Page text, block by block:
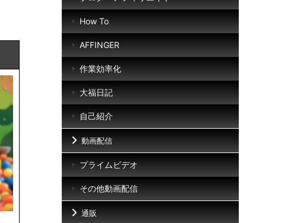
How To
AFFINGER
作業効率化
大福日記
自己紹介
動画配信
プライムビデオ
その他動画配信
通販